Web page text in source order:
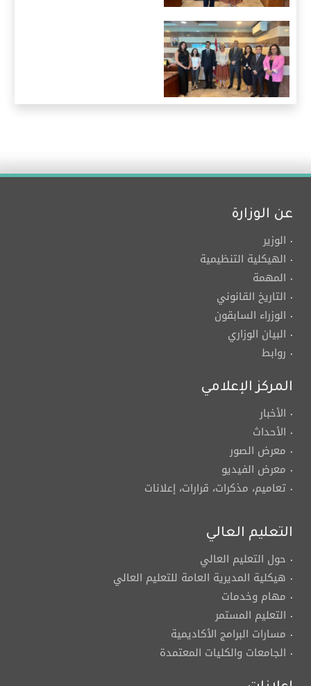
عن الوزارة
الوزير
الهيكلية التنظيمية
المهمة
التاريخ القانوني
الوزراء السابقون
البيان الوزاري
روابط
المركز الإعلامي
الأخبار
الأحداث
معرض الصور
معرض الفيديو
تعاميم، مذكرات، قرارات، إعلانات
التعليم العالي
حول التعليم العالي
هيكلية المديرية العامة للتعليم العالي
مهام وخدمات
التعليم المستمر
مسارات البرامج الأكاديمية
الجامعات والكليات المعتمدة